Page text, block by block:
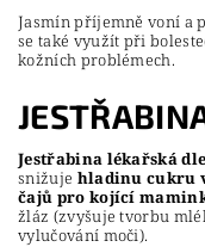
Jasmín příjemně voní a
se také využít při
kožních problémech.
Jestřabina lékařská
snižuje hladinu cukru
čajů pro kojící
žláz (zvyšuje tvorbu
vylučování moči).